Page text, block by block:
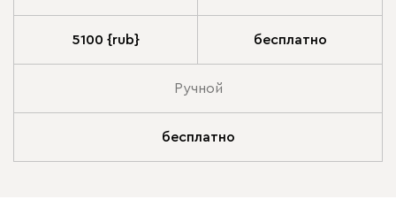
5100 {rub} бесплатно
Ручной
бесплатно